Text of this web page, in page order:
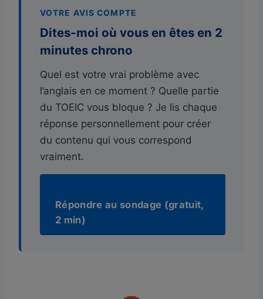
VOTRE AVIS COMPTE
Dites-moi où vous en êtes en 2
minutes chrono
Quel est votre vrai problème avec
l’anglais en ce moment ? Quelle partie
du TOEIC vous bloque ? Je lis chaque
réponse personnellement pour créer
du contenu qui vous correspond
vraiment.
Répondre au sondage (gratuit,
2 min)